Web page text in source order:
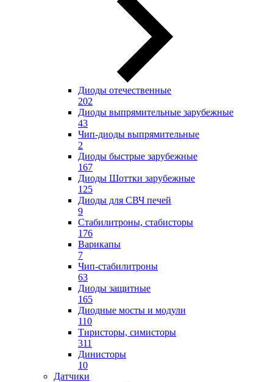
Диоды отечественные
202
Диоды выпрямительные зарубежные
43
Чип-диоды выпрямительные
2
Диоды быстрые зарубежные
167
Диоды Шоттки зарубежные
125
Диоды для СВЧ печей
9
Стабилитроны, стабисторы
176
Варикапы
7
Чип-стабилитроны
63
Диоды защитные
165
Диодные мосты и модули
110
Тиристоры, симисторы
311
Динисторы
10
Датчики